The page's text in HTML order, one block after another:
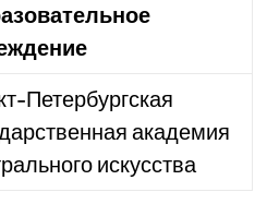
Петербургская
академия
искусства